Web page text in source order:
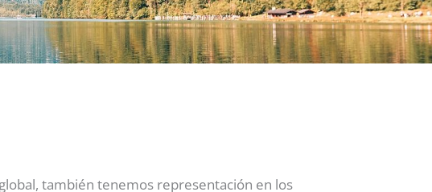
también tenemos representación en los